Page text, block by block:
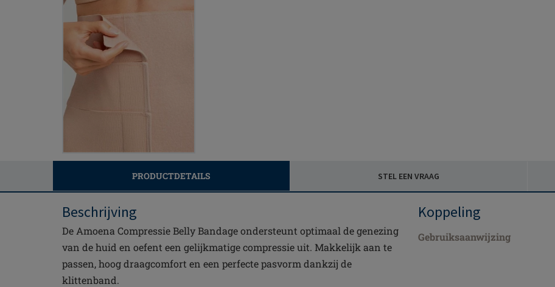
PRODUCTDETAILS STEL EEN VRAAG
Beschrijving
De Amoena Compressie Belly Bandage ondersteunt optimaal de genezing
van de huid en oefent een gelijkmatige compressie uit. Makkelijk aan te
passen, hoog draagcomfort en een perfecte pasvorm dankzij de
klittenband.
Koppeling
Gebruiksaanwijzing